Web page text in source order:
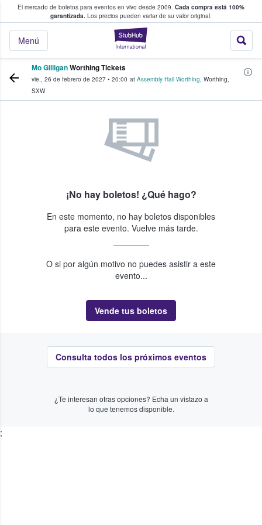
El mercado de boletos para eventos en vivo desde 2009. Cada compra está 100%
garantizada. Los precios pueden variar de su valor original.
StubHub: donde
Menú
fans compran y venden boletos
Mo GilliganWorthing Tickets
vie., 26 de febrero de 2027 • 20:00 at Assembly Hall Worthing, Worthing,
SXW
¡No hay boletos! ¿Qué hago?
En este momento, no hay boletos disponibles
para este evento. Vuelve más tarde.
O si por algún motivo no puedes asistir a este
evento...
Vende tus boletos
Consulta todos los próximos eventos
¿Te interesan otras opciones? Echa un vistazo a
lo que tenemos disponible.
;